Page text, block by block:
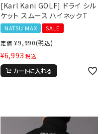
[Karl Kani GOLF] ドライ シル
ケット スムース ハイネックT
NATSU MAX
SALE
定価 ¥9,990(税込)
¥6,993 税込
カートに入れる